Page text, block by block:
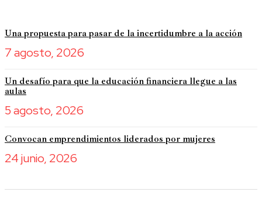
Una propuesta para pasar de la incertidumbre a la acción
7 agosto, 2026
Un desafío para que la educación financiera llegue a las
aulas
5 agosto, 2026
Convocan emprendimientos liderados por mujeres
24 junio, 2026